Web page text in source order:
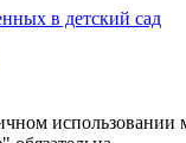
в детский сад
использовании